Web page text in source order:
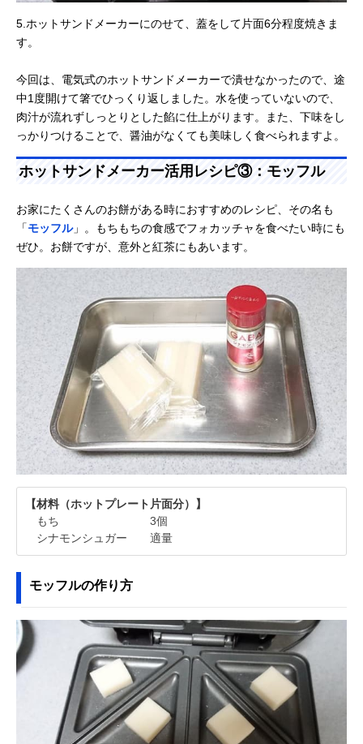
5.ホットサンドメーカーにのせて、蓋をして片面6分程度焼きま
す。
今回は、電気式のホットサンドメーカーで潰せなかったので、途
中1度開けて箸でひっくり返しました。水を使っていないので、
肉汁が流れずしっとりとした餡に仕上がります。また、下味をし
っかりつけることで、醤油がなくても美味しく食べられますよ。
ホットサンドメーカー活用レシピ③：モッフル
お家にたくさんのお餅がある時におすすめのレシピ、その名も
「モッフル」。もちもちの食感でフォカッチャを食べたい時にも
ぜひ。お餅ですが、意外と紅茶にもあいます。
【材料（ホットプレート片面分）】
もち 3個
シナモンシュガー 適量
モッフルの作り方